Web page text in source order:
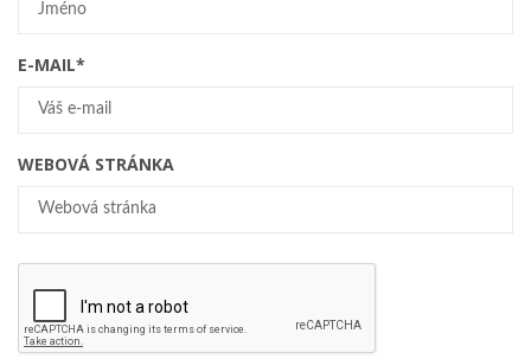
E-MAIL*
WEBOVÁ STRÁNKA